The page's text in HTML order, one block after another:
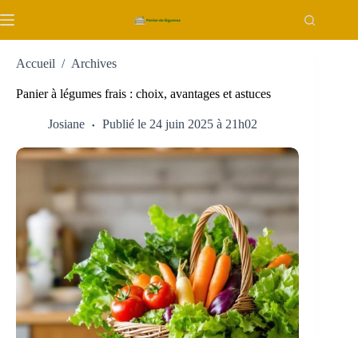
au
Accueil / Archives
Panier à légumes frais : choix, avantages et astuces
Josiane Publié le 24 juin 2025 à 21h02